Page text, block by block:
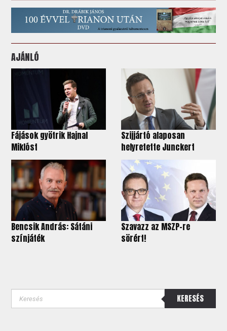
AJÁNLÓ
Fájások gyötrik Hajnal
Miklóst
Szijjártó alaposan
helyretette Junckert
Bencsik András: Sátáni
színjáték
Szavazz az MSZP-re
sörért!
KERESÉS